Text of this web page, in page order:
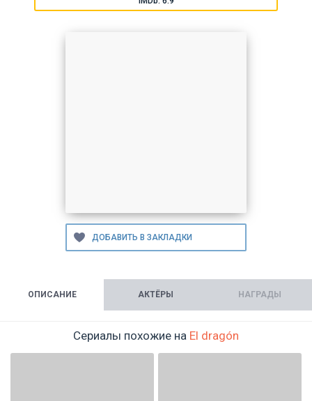
ОПИСАНИЕ АКТЁРЫ НАГРАДЫ
Сериалы похожие на El dragón